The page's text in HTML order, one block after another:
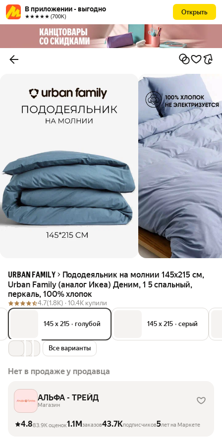
В приложении - выгодно
★★★★★ (700К)
Открыть
URBAN FAMILY
Пододеяльник на молнии 145х215 см,
Urban Family (аналог Икеа) Деним, 1 5 спальный,
перкаль, 100% хлопок
4.7(1.8K) · 10.4K купили
145 х 215 • голубой 145 х 215 • серый
Все варианты
Нет в продаже у продавца
АЛЬФА - ТРЕЙД
Магазин
4.883.9K оценок1.1Mзаказов43.7Kподписчиков5лет на Маркете